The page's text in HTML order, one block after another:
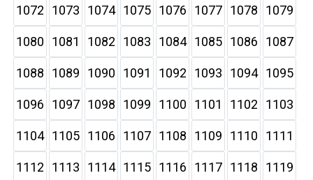
1072 1073 1074 1075 1076 1077 1078 1079
1080 1081 1082 1083 1084 1085 1086 1087
1088 1089 1090 1091 1092 1093 1094 1095
1096 1097 1098 1099 1100 1101 1102 1103
1104 1105 1106 1107 1108 1109 1110 1111
1112 1113 1114 1115 1116 1117 1118 1119